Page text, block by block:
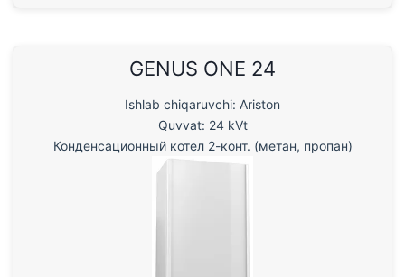
GENUS ONE 24
Ishlab chiqaruvchi: Ariston
Quvvat: 24 kVt
Конденсационный котел 2-конт. (метан, пропан)